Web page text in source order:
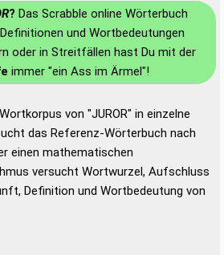
? Das Scrabble online Wörterbuch
und Wortbedeutungen
oder in Streitfällen hast Du mit der
immer "ein Ass im Ärmel"!
von "JUROR" in einzelne
das Referenz-Wörterbuch nach
einen mathematischen
versucht Wortwurzel, Aufschluss
Definition und Wortbedeutung von